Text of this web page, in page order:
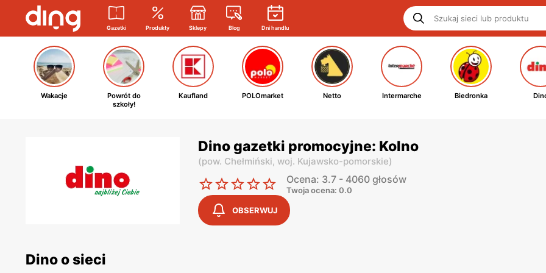
Gazetki Produkty Sklepy Blog Dni handlu
Wakacje
Powrót do
szkoły!
Kaufland POLOmarket Netto Intermarche Biedronka
Dino gazetki promocyjne: Kolno
(pow. Chełmiński, woj. Kujawsko-pomorskie)
Ocena: 3.7 - 4060 głosów
Twoja ocena: 0.0
OBSERWUJ
Dino o sieci